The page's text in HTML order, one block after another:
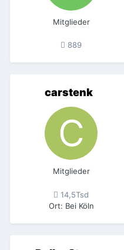
Mitglieder
889
carstenk
Mitglieder
14,5Tsd
Ort: Bei Köln